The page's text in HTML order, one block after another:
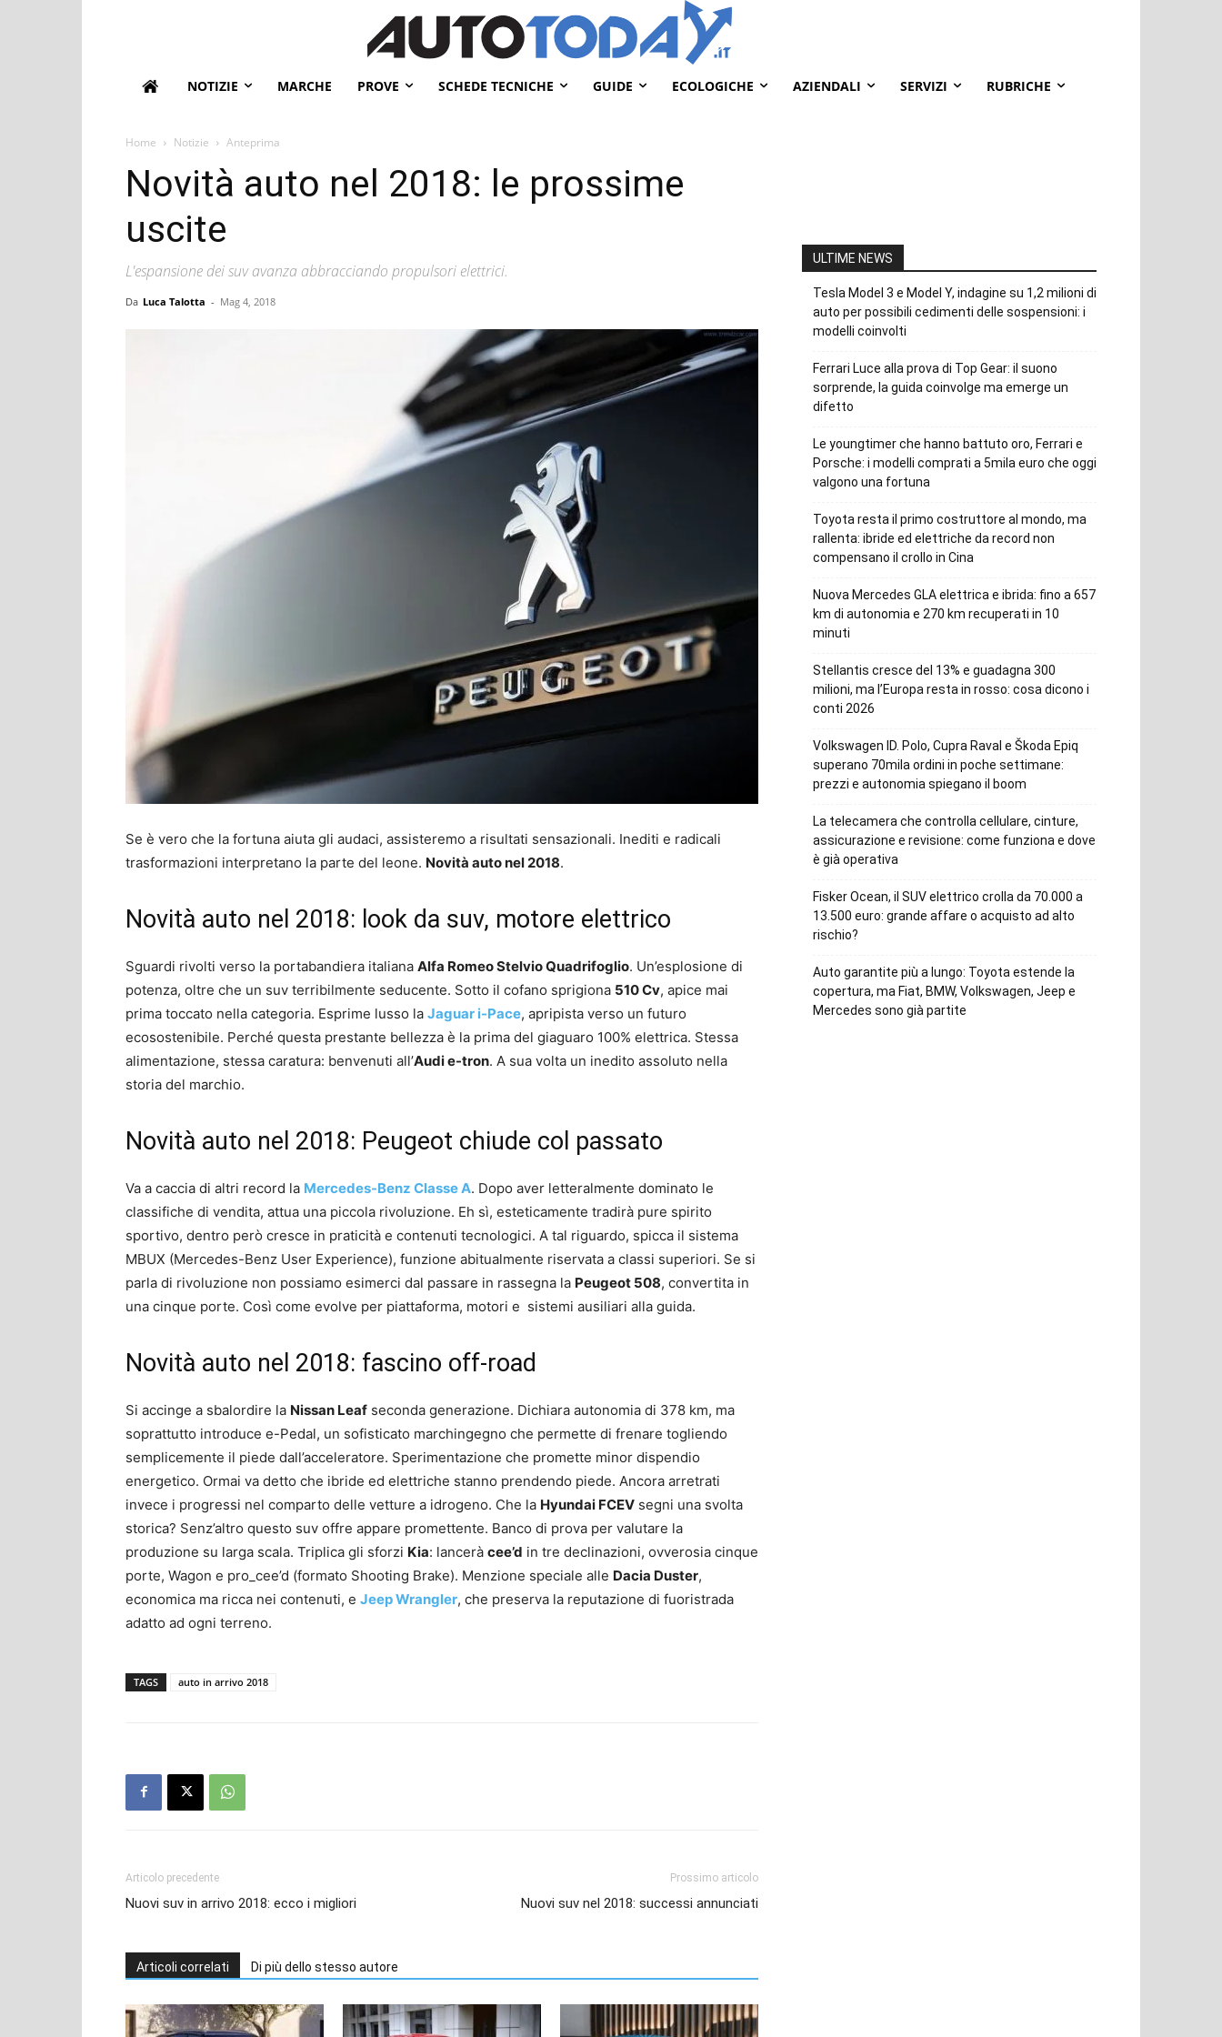
NOTIZIE MARCHE PROVE SCHEDE TECNICHE GUIDE ECOLOGICHE AZIENDALI SERVIZI RUBRICHE
Home Notizie Anteprima
Novità auto nel 2018: le prossime
uscite
L'espansione dei suv avanza abbracciando propulsori elettrici.
Da Luca Talotta - Mag 4, 2018
Se è vero che la fortuna aiuta gli audaci, assisteremo a risultati sensazionali. Inediti e radicali
trasformazioni interpretano la parte del leone. Novità auto nel 2018.
Novità auto nel 2018: look da suv, motore elettrico
Sguardi rivolti verso la portabandiera italiana Alfa Romeo Stelvio Quadrifoglio. Un’esplosione di
potenza, oltre che un suv terribilmente seducente. Sotto il cofano sprigiona 510 Cv, apice mai
prima toccato nella categoria. Esprime lusso la Jaguar i-Pace, apripista verso un futuro
ecosostenibile. Perché questa prestante bellezza è la prima del giaguaro 100% elettrica. Stessa
alimentazione, stessa caratura: benvenuti all’Audi e-tron. A sua volta un inedito assoluto nella
storia del marchio.
Novità auto nel 2018: Peugeot chiude col passato
Va a caccia di altri record la Mercedes-Benz Classe A. Dopo aver letteralmente dominato le
classifiche di vendita, attua una piccola rivoluzione. Eh sì, esteticamente tradirà pure spirito
sportivo, dentro però cresce in praticità e contenuti tecnologici. A tal riguardo, spicca il sistema
MBUX (Mercedes-Benz User Experience), funzione abitualmente riservata a classi superiori. Se si
parla di rivoluzione non possiamo esimerci dal passare in rassegna la Peugeot 508, convertita in
una cinque porte. Così come evolve per piattaforma, motori e sistemi ausiliari alla guida.
Novità auto nel 2018: fascino off-road
Si accinge a sbalordire la Nissan Leaf seconda generazione. Dichiara autonomia di 378 km, ma
soprattutto introduce e-Pedal, un sofisticato marchingegno che permette di frenare togliendo
semplicemente il piede dall’acceleratore. Sperimentazione che promette minor dispendio
energetico. Ormai va detto che ibride ed elettriche stanno prendendo piede. Ancora arretrati
invece i progressi nel comparto delle vetture a idrogeno. Che la Hyundai FCEV segni una svolta
storica? Senz’altro questo suv offre appare promettente. Banco di prova per valutare la
produzione su larga scala. Triplica gli sforzi Kia: lancerà cee’d in tre declinazioni, ovverosia cinque
porte, Wagon e pro_cee’d (formato Shooting Brake). Menzione speciale alle Dacia Duster,
economica ma ricca nei contenuti, e Jeep Wrangler, che preserva la reputazione di fuoristrada
adatto ad ogni terreno.
TAGS auto in arrivo 2018
Articolo precedente
Nuovi suv in arrivo 2018: ecco i migliori
Prossimo articolo
Nuovi suv nel 2018: successi annunciati
Articoli correlati Di più dello stesso autore
ULTIME NEWS
Tesla Model 3 e Model Y, indagine su 1,2 milioni di
auto per possibili cedimenti delle sospensioni: i
modelli coinvolti
Ferrari Luce alla prova di Top Gear: il suono
sorprende, la guida coinvolge ma emerge un
difetto
Le youngtimer che hanno battuto oro, Ferrari e
Porsche: i modelli comprati a 5mila euro che oggi
valgono una fortuna
Toyota resta il primo costruttore al mondo, ma
rallenta: ibride ed elettriche da record non
compensano il crollo in Cina
Nuova Mercedes GLA elettrica e ibrida: fino a 657
km di autonomia e 270 km recuperati in 10
minuti
Stellantis cresce del 13% e guadagna 300
milioni, ma l’Europa resta in rosso: cosa dicono i
conti 2026
Volkswagen ID. Polo, Cupra Raval e Škoda Epiq
superano 70mila ordini in poche settimane:
prezzi e autonomia spiegano il boom
La telecamera che controlla cellulare, cinture,
assicurazione e revisione: come funziona e dove
è già operativa
Fisker Ocean, il SUV elettrico crolla da 70.000 a
13.500 euro: grande affare o acquisto ad alto
rischio?
Auto garantite più a lungo: Toyota estende la
copertura, ma Fiat, BMW, Volkswagen, Jeep e
Mercedes sono già partite